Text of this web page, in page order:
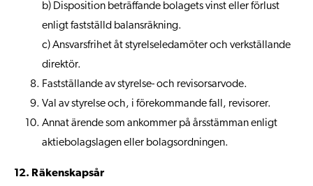
b) Disposition beträffande bolagets vinst eller förlust
enligt fastställd balansräkning.
c) Ansvarsfrihet åt styrelseledamöter och verkställande
direktör.
Fastställande av styrelse- och revisorsarvode.
Val av styrelse och, i förekommande fall, revisorer.
Annat ärende som ankommer på årsstämman enligt
aktiebolagslagen eller bolagsordningen.
12. Räkenskapsår